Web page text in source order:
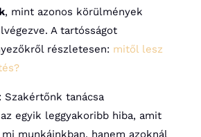
, mint azonos körülmények
A tartósságot
részletesen: mitől lesz
Szakértőnk tanácsa
egyik leggyakoribb hiba, amit
munkáinkban, hanem azoknál